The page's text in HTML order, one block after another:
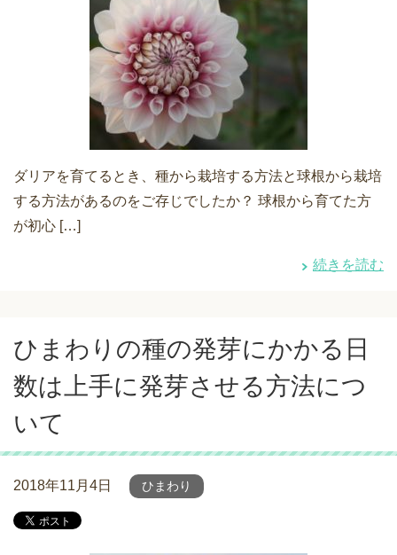
ダリアを育てるとき、種から栽培する方法と球根から栽培
する方法があるのをご存じでしたか？ 球根から育てた方
が初心 […]
続きを読む
ひまわりの種の発芽にかかる日
数は上手に発芽させる方法につ
いて
2018年11月4日 ひまわり